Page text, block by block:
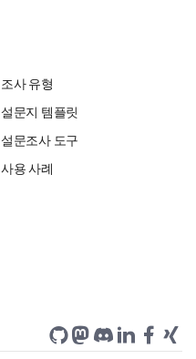
조사 유형
설문지 템플릿
설문조사 도구
사용 사례